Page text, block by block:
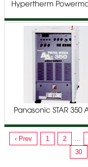
Hypertherm
Panasonic STAR 350
‹ Prev 1 2
30